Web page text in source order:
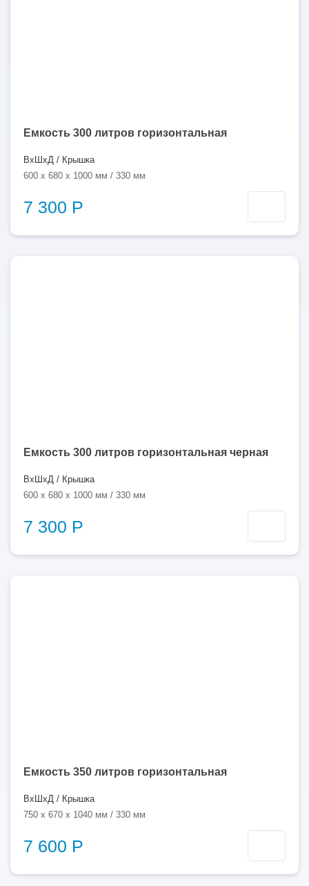
Емкость 300 литров горизонтальная
ВхШхД / Крышка
600 x 680 x 1000 мм / 330 мм
7 300 Р
Емкость 300 литров горизонтальная черная
ВхШхД / Крышка
600 x 680 x 1000 мм / 330 мм
7 300 Р
Емкость 350 литров горизонтальная
ВхШхД / Крышка
750 x 670 x 1040 мм / 330 мм
7 600 Р